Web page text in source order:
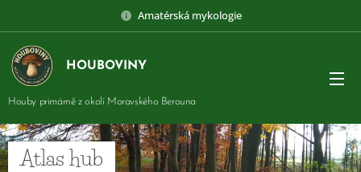
Amatérská mykologie
HOUBOVINY
Houby primárně z okolí Moravského Berouna
Atlas hub